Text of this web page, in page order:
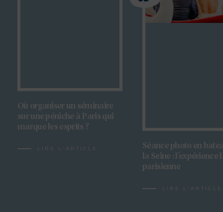
Où organiser un séminaire
sur une péniche à Paris qui
marque les esprits ?
LIRE L'ARTICLE
Séance photo en
la Seine : l’expérience
parisienne
LIRE L'ARTICLE